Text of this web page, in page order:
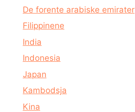
De forente arabiske emirater
Filippinene
India
Indonesia
Japan
Kambodsja
Kina